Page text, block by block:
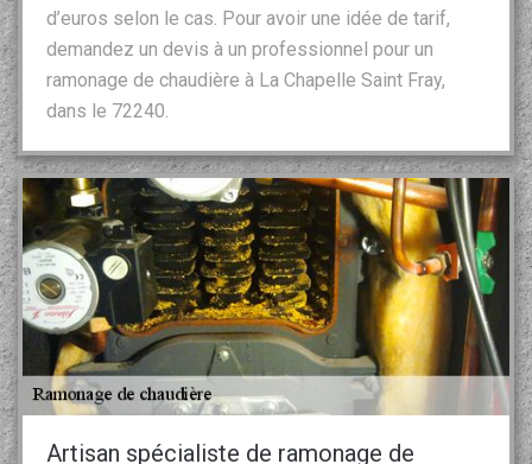
d’euros selon le cas. Pour avoir une idée de tarif,
demandez un devis à un professionnel pour un
ramonage de chaudière à La Chapelle Saint Fray,
dans le 72240.
Artisan spécialiste de ramonage de